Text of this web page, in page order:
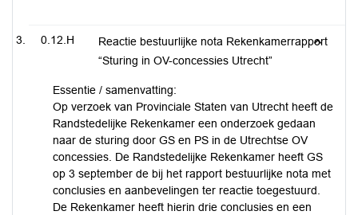
0.12.H
Reactie bestuurlijke nota Rekenkamerrapport
“Sturing in OV-concessies Utrecht”
Essentie / samenvatting:
Op verzoek van Provinciale Staten van Utrecht heeft de
Randstedelijke Rekenkamer een onderzoek gedaan
naar de sturing door GS en PS in de Utrechtse OV
concessies. De Randstedelijke Rekenkamer heeft GS
op 3 september de bij het rapport bestuurlijke nota met
conclusies en aanbevelingen ter reactie toegestuurd.
De Rekenkamer heeft hierin drie conclusies en een